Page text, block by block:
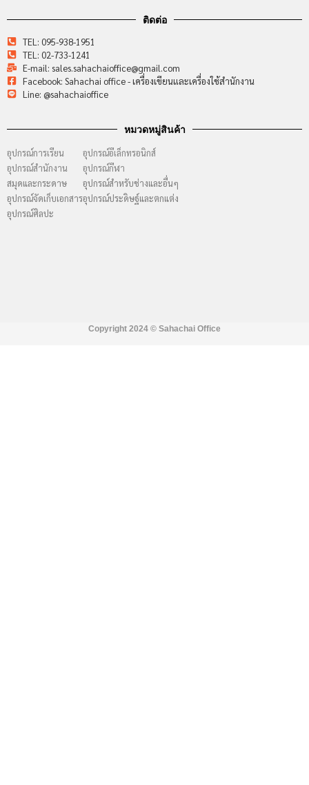
ติดต่อ
TEL: 095-938-1951
TEL: 02-733-1241
E-mail: sales.sahachaioffice@gmail.com
Facebook: Sahachai office - เครื่องเขียนและเครื่องใช้สำนักงาน
Line: @sahachaioffice
หมวดหมู่สินค้า
อุปกรณ์การเรียน
อุปกรณ์สำนักงาน
สมุดและกระดาษ
อุปกรณ์จัดเก็บเอกสาร
อุปกรณ์ศิลปะ
อุปกรณ์อีเล็กทรอนิกส์
อุปกรณ์กีฬา
อุปกรณ์สำหรับช่างและอื่นๆ
อุปกรณ์ประดิษฐ์และตกแต่ง
Copyright 2024 © Sahachai Office